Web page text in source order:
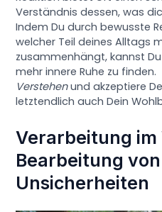
Verständnis dessen, was
Indem Du durch bewusste
welcher Teil deines Alltags
zusammenhängt, kannst
mehr innere Ruhe zu finden.
Verstehenund akzeptiere
letztendlich auch Dein
Verarbeitung im
Bearbeitung
Unsicherheiten